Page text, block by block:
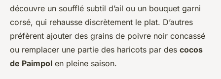
découvre un soufflé subtil d’ail ou un bouquet garni
corsé, qui rehausse discrètement le plat. D’autres
préfèrent ajouter des grains de poivre noir concassé
ou remplacer une partie des haricots par des cocos
de Paimpol en pleine saison.